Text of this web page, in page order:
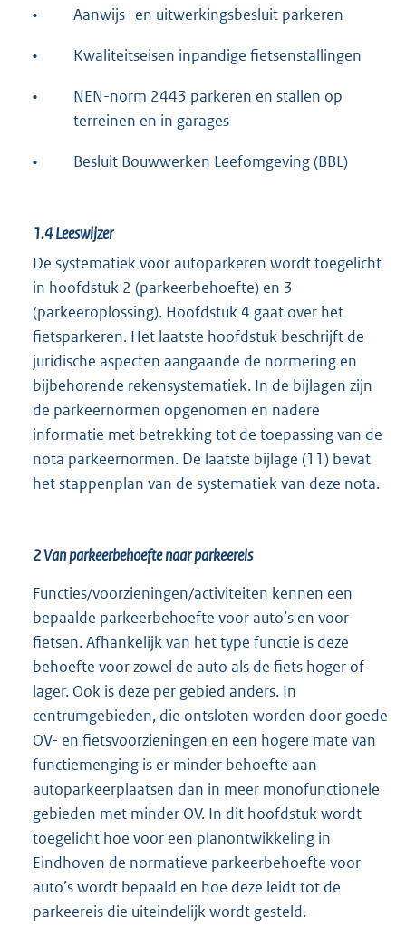
• Aanwijs- en uitwerkingsbesluit parkeren
• Kwaliteitseisen inpandige fietsenstallingen
•
NEN-norm 2443 parkeren en stallen op
terreinen en in garages
• Besluit Bouwwerken Leefomgeving (BBL)
1.4Leeswijzer
De systematiek voor autoparkeren wordt toegelicht
in hoofdstuk 2 (parkeerbehoefte) en 3
(parkeeroplossing). Hoofdstuk 4 gaat over het
fietsparkeren. Het laatste hoofdstuk beschrijft de
juridische aspecten aangaande de normering en
bijbehorende rekensystematiek. In de bijlagen zijn
de parkeernormen opgenomen en nadere
informatie met betrekking tot de toepassing van de
nota parkeernormen. De laatste bijlage (11) bevat
het stappenplan van de systematiek van deze nota.
2Van parkeerbehoefte naar parkeereis
Functies/voorzieningen/activiteiten kennen een
bepaalde parkeerbehoefte voor auto’s en voor
fietsen. Afhankelijk van het type functie is deze
behoefte voor zowel de auto als de fiets hoger of
lager. Ook is deze per gebied anders. In
centrumgebieden, die ontsloten worden door goede
OV- en fietsvoorzieningen en een hogere mate van
functiemenging is er minder behoefte aan
autoparkeerplaatsen dan in meer monofunctionele
gebieden met minder OV. In dit hoofdstuk wordt
toegelicht hoe voor een planontwikkeling in
Eindhoven de normatieve parkeerbehoefte voor
auto’s wordt bepaald en hoe deze leidt tot de
parkeereis die uiteindelijk wordt gesteld.